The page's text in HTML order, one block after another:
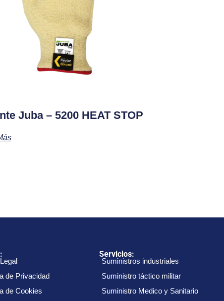
Juba – 5200 HEAT STOP
de Privacidad
de Cookies
Servicios:
Suministros industriales
Suministro táctico militar
Suministro Medico y Sanitario